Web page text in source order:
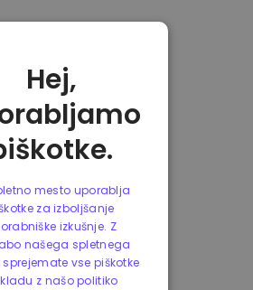
Hej,
mesto uporablja
za izboljšanje
izkušnje. Z
našega spletnega
vse piškotke
z našo politiko